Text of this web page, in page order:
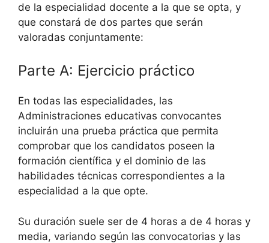
de la especialidad docente a la que se opta, y
que constará de dos partes que serán
valoradas conjuntamente:
Parte A: Ejercicio práctico
En todas las especialidades, las
Administraciones educativas convocantes
incluirán una prueba práctica que permita
comprobar que los candidatos poseen la
formación científica y el dominio de las
habilidades técnicas correspondientes a la
especialidad a la que opte.
Su duración suele ser de 4 horas a de 4 horas y
media, variando según las convocatorias y las